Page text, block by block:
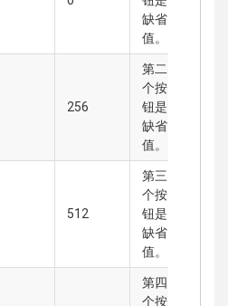
缺省
值。
256
第二
个按
钮是
缺省
值。
512
第三
个按
钮是
缺省
值。
第四
个按